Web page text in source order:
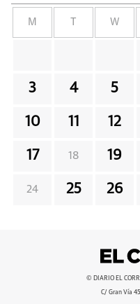
M W
3 4 5
10 11 12
17 18 19
24 25 26
© DIARIO EL
C/ Gran Vía